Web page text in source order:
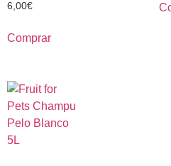
6,00€
Comprar